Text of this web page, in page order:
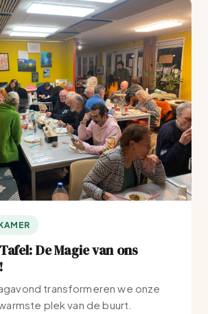
De Magie van ons
transformeren we onze
plek van de buurt.